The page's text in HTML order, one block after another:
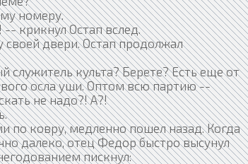
номеру.
крикнул Остап вслед.
двери. Остап продолжал
культа? Берете? Есть еще от
осла уши. Оптом всю партию --
не надо?! А?!
ковру, медленно пошел назад. Когда
далеко, отец Федор быстро высунул
пискнул: